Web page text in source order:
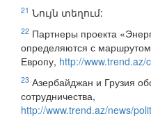
21 Նույն տեղում:
22 Партнеры проекта
определяются с маршрутом
Европу, http://
23 Азербайджан и Грузия
сотрудничества,
http://www.trend.az/news/